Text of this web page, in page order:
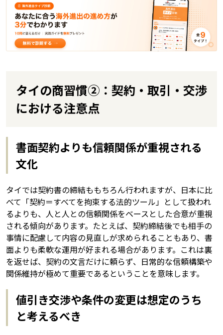
タイの商習慣②：契約・取引・交渉
における注意点
書面契約よりも信頼関係が重視される
文化
タイでは契約書の締結ももちろん行われますが、日本に比
べて「契約＝すべてを拘束する法的ツール」として扱われ
るよりも、人と人との信頼関係をベースとした合意が重視
される傾向があります。たとえば、契約締結後でも相手の
事情に配慮して内容の見直しが求められることもあり、書
面よりも柔軟な運用が好まれる場合があります。これは裏
を返せば、契約の文言だけに頼らず、日常的な信頼構築や
関係維持が極めて重要であるということを意味します。
値引き交渉や条件の変更は想定のうち
と考えるべき